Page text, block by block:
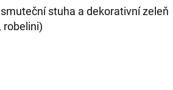
stuha a dekorativní zeleň
robelini)